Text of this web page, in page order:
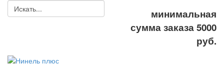
минимальная
сумма заказа 5000
руб.